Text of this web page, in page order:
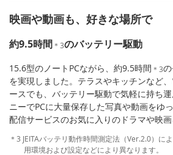
映画や動画も、好きな場所で
約9.5時間＊3のバッテリー駆動
15.6型のノートPCながら、約9.5時間 ＊3
を実現しました。テラスやキッチンなど
ースでも、バッテリー駆動で気軽に持ち
ニーでPCに大量保存した写真や動画をゆ
配信サービスのお気に入りのドラマや映画
＊3 JEITAバッテリ動作時間測定法（Ver.2.0）に
用環境および設定などにより異なります。